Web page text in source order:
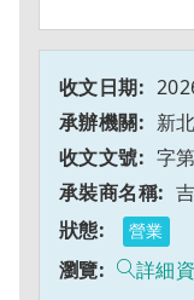
新
字
營業
詳細